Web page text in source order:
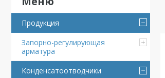
Продукция
Запорно-регулирующая
арматура
Конденсатоотводчики